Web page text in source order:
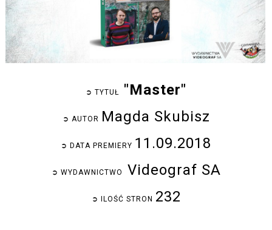
➲ TYTUŁ "Master"
➲ AUTOR Magda Skubisz
➲ DATA PREMIERY 11.09.2018
➲ WYDAWNICTWO Videograf SA
➲ ILOŚĆ STRON 232